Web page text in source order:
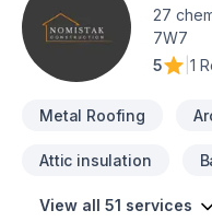
27
7W7
5
1
Metal Roofing
Attic insulation
View all 51 services